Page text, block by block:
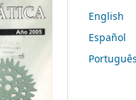
English
Español
Português